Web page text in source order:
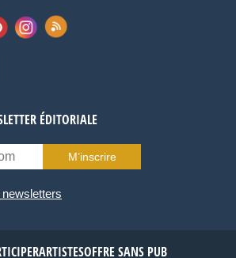
ÉDITORIALE
M’inscrire
ARTISTESOFFRE SANS PUB